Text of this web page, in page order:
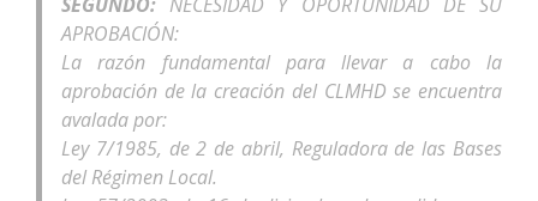
APROBACIÓN:
La razón fundamental para llevar a cabo la
aprobación de la creación del CLMHD se encuentra
avalada por:
Ley 7/1985, de 2 de abril, Reguladora de las Bases
del Régimen Local.